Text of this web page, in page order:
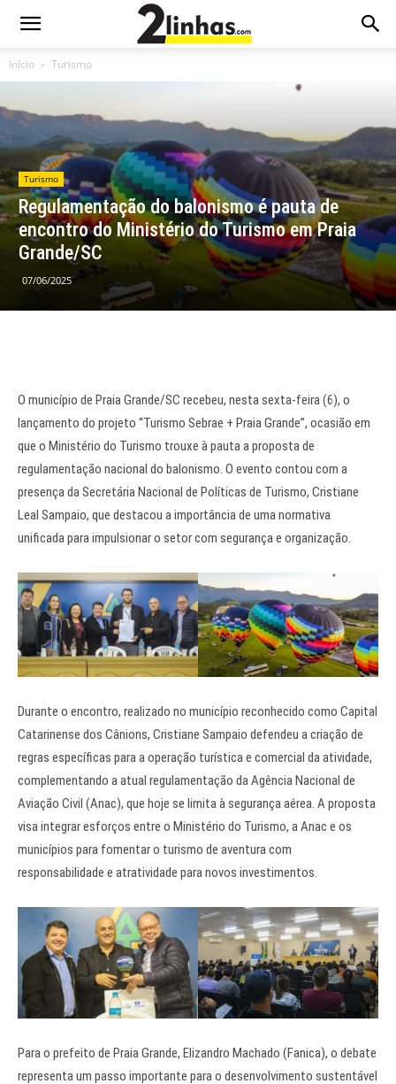
Início Turismo
Turismo
Regulamentação do balonismo é pauta de
encontro do Ministério do Turismo em Praia
Grande/SC
07/06/2025
O município de Praia Grande/SC recebeu, nesta sexta-feira (6), o
lançamento do projeto “Turismo Sebrae + Praia Grande”, ocasião em
que o Ministério do Turismo trouxe à pauta a proposta de
regulamentação nacional do balonismo. O evento contou com a
presença da Secretária Nacional de Políticas de Turismo, Cristiane
Leal Sampaio, que destacou a importância de uma normativa
unificada para impulsionar o setor com segurança e organização.
Durante o encontro, realizado no município reconhecido como Capital
Catarinense dos Cânions, Cristiane Sampaio defendeu a criação de
regras específicas para a operação turística e comercial da atividade,
complementando a atual regulamentação da Agência Nacional de
Aviação Civil (Anac), que hoje se limita à segurança aérea. A proposta
visa integrar esforços entre o Ministério do Turismo, a Anac e os
municípios para fomentar o turismo de aventura com
responsabilidade e atratividade para novos investimentos.
Para o prefeito de Praia Grande, Elizandro Machado (Fanica), o debate
representa um passo importante para o desenvolvimento sustentável